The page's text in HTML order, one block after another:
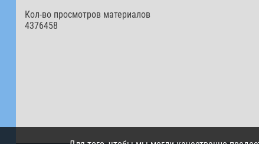
Кол-во просмотров материалов
4376458